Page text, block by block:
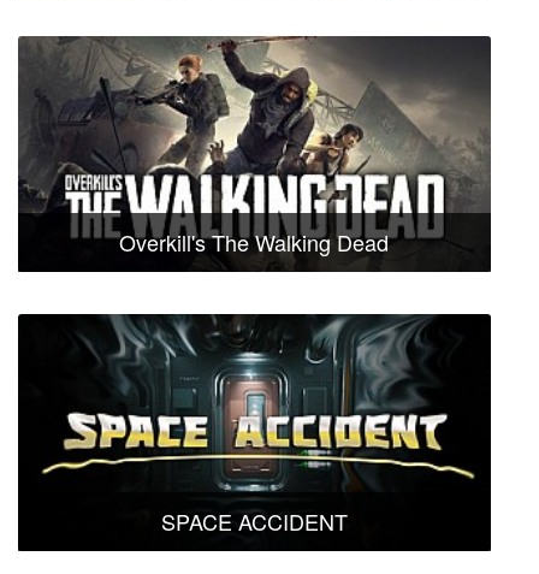
Overkill's The Walking Dead
SPACE ACCIDENT